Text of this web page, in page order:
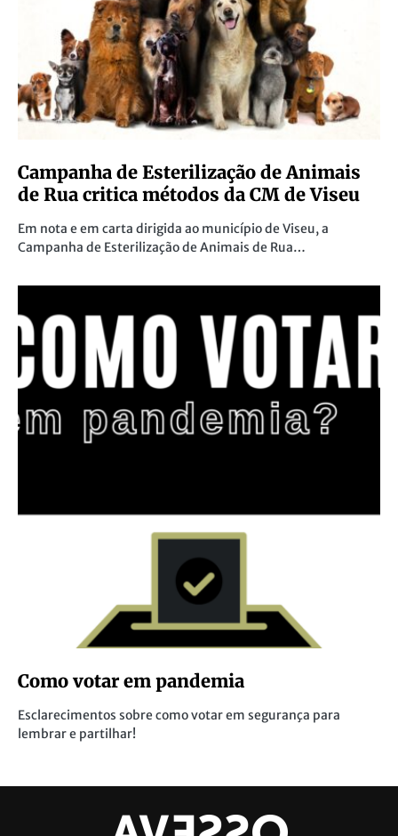
Campanha de Esterilização de Animais
de Rua critica métodos da CM de Viseu
Em nota e em carta dirigida ao município de Viseu, a
Campanha de Esterilização de Animais de Rua…
Como votar em pandemia
Esclarecimentos sobre como votar em segurança para
lembrar e partilhar!